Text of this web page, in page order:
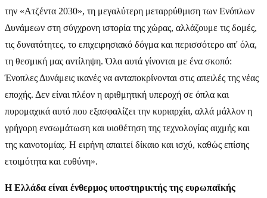
την «Ατζέντα 2030», τη μεγαλύτερη μεταρρύθμιση των Ενόπλων
Δυνάμεων στη σύγχρονη ιστορία της χώρας, αλλάζουμε τις δομές,
τις δυνατότητες, το επιχειρησιακό δόγμα και περισσότερο απ' όλα,
τη θεσμική μας αντίληψη. Όλα αυτά γίνονται με ένα σκοπό:
Ένοπλες Δυνάμεις ικανές να ανταποκρίνονται στις απειλές της νέας
εποχής. Δεν είναι πλέον η αριθμητική υπεροχή σε όπλα και
πυρομαχικά αυτό που εξασφαλίζει την κυριαρχία, αλλά μάλλον η
γρήγορη ενσωμάτωση και υιοθέτηση της τεχνολογίας αιχμής και
της καινοτομίας. Η ειρήνη απαιτεί δίκαιο και ισχύ, καθώς επίσης
ετοιμότητα και ευθύνη».
Η Ελλάδα είναι ένθερμος υποστηρικτής της ευρωπαϊκής